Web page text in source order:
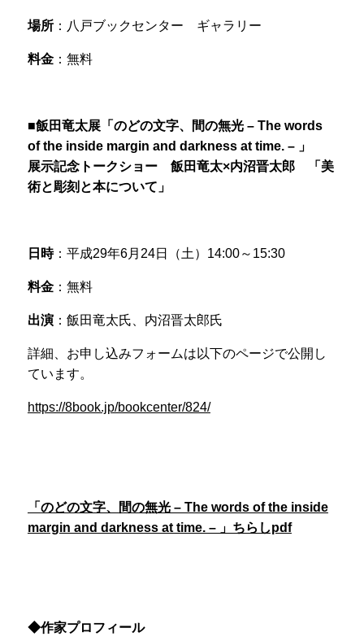
場所：八戸ブックセンター ギャラリー
料金：無料
■飯田竜太展「のどの文字、間の無光 – The words
of the inside margin and darkness at time. – 」
展示記念トークショー 飯田竜太×内沼晋太郎 「美
術と彫刻と本について」
日時：平成29年6月24日（土）14:00～15:30
料金：無料
出演：飯田竜太氏、内沼晋太郎氏
詳細、お申し込みフォームは以下のページで公開し
ています。
https://8book.jp/bookcenter/824/
「のどの文字、間の無光 – The words of the inside
margin and darkness at time. – 」ちらしpdf
◆作家プロフィール